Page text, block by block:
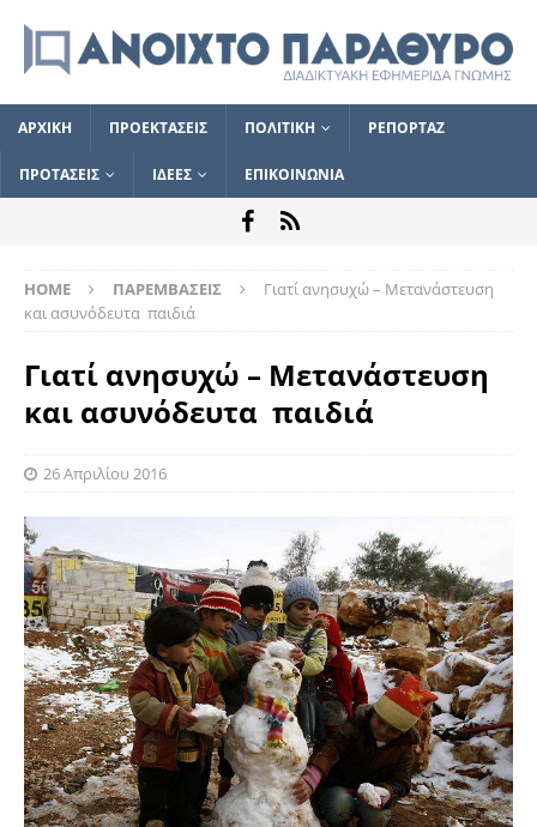
ΑΡΧΙΚΗ ΠΡΟΕΚΤΑΣΕΙΣ ΠΟΛΙΤΙΚΗ ΡΕΠΟΡΤΑΖ
ΠΡΟΤΑΣΕΙΣ ΙΔΕΕΣ ΕΠΙΚΟΙΝΩΝΙΑ
HOME ΠΑΡΕΜΒΑΣΕΙΣ
Γιατί ανησυχώ – Μετανάστευση
και ασυνόδευτα παιδιά
Γιατί ανησυχώ – Μετανάστευση
και ασυνόδευτα παιδιά
26 Απριλίου 2016